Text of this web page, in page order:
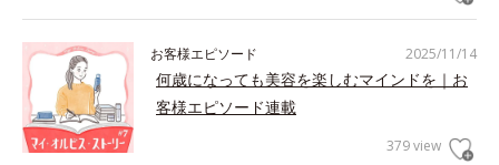
2025/11/14
お客様エピソード
何歳になっても美容を楽しむマインドを｜お
客様エピソード連載
379 view